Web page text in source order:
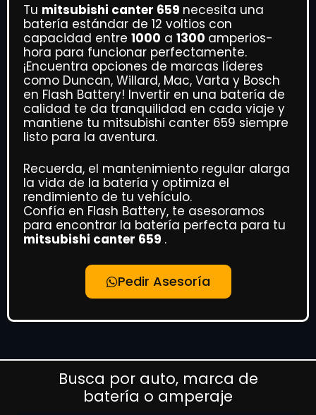
Tu mitsubishi canter 659 necesita una
batería estándar de 12 voltios con
capacidad entre 1000 a 1300 amperios-
hora para funcionar perfectamente.
¡Encuentra opciones de marcas líderes
como Duncan, Willard, Mac, Varta y Bosch
en Flash Battery! Invertir en una batería de
calidad te da tranquilidad en cada viaje y
mantiene tu mitsubishi canter 659 siempre
listo para la aventura.
Recuerda, el mantenimiento regular alarga
la vida de la batería y optimiza el
rendimiento de tu vehículo.
Confía en Flash Battery, te asesoramos
para encontrar la batería perfecta para tu
mitsubishi canter 659 .
Pedir Asesoría
Busca por auto, marca de
batería o amperaje